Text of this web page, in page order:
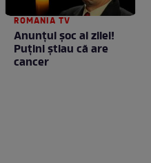
ROMANIA TV
Anunţul şoc al zilei!
Puţini ştiau că are
cancer